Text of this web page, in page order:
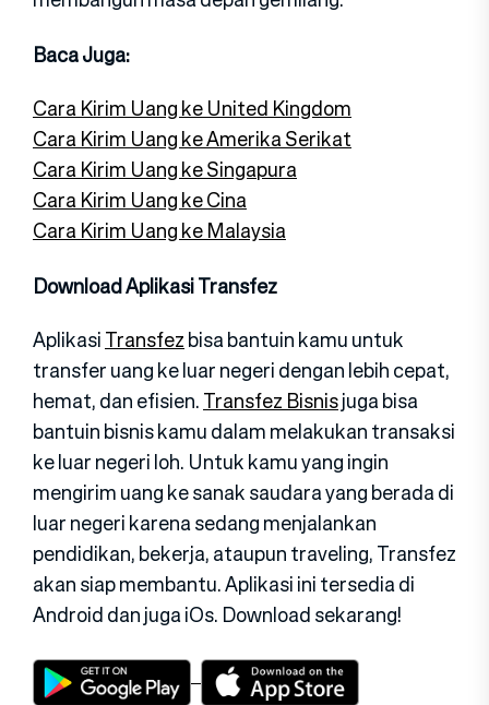
Baca Juga:
Cara Kirim Uang ke United Kingdom
Cara Kirim Uang ke Amerika Serikat
Cara Kirim Uang ke Singapura
Cara Kirim Uang ke Cina
Cara Kirim Uang ke Malaysia
Download Aplikasi Transfez
AplikasiTransfezbisa bantuin kamu untuk
transfer uang ke luar negeri dengan lebih cepat,
hemat, dan efisien.Transfez Bisnisjuga bisa
bantuin bisnis kamu dalam melakukan transaksi
ke luar negeri loh. Untuk kamu yang ingin
mengirim uang ke sanak saudara yang berada di
luar negeri karena sedang menjalankan
pendidikan, bekerja, ataupun traveling, Transfez
akan siap membantu. Aplikasi ini tersedia di
Android dan juga iOs. Download sekarang!